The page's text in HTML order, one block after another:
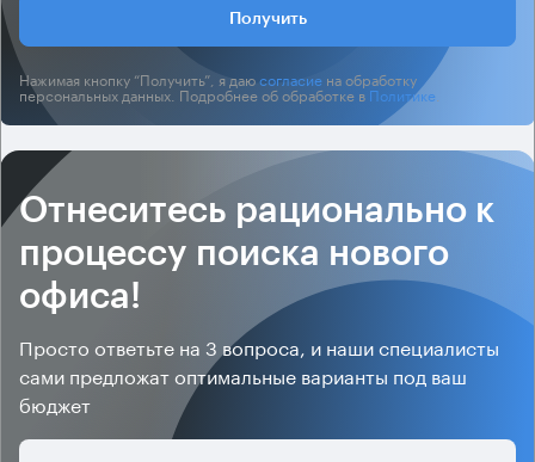
Получить
Нажимая кнопку “Получить”, я даюсогласие на обработку
персональных данных. Подробнее об обработке вПолитике
Отнеситесь рационально к
процессу поиска нового
офиса!
Просто ответьте на 3 вопроса, и наши специалисты
сами предложат оптимальные варианты под ваш
бюджет